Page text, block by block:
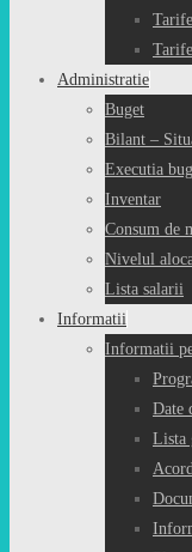
Administratie
Buget
Bilant –
Executia
Inventar
Consum de
Nivelul
Lista salarii
Informatii
Informatii
Date
Lista